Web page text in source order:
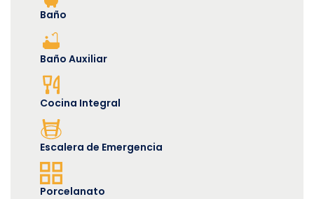
Baño
Baño Auxiliar
Cocina Integral
Escalera de Emergencia
Porcelanato